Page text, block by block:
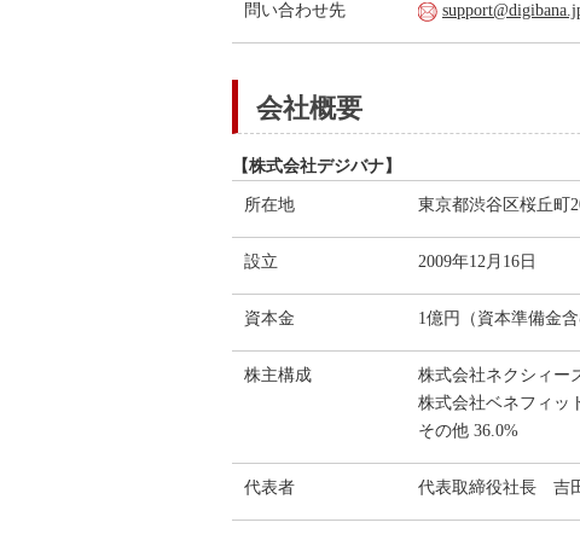
問い合わせ先
会社概要
【株式会社デジバナ】
所在地 東京都渋谷区桜丘町
設立 2009年12月16日
資本金 1億円（資本準備金含
株主構成
株式会社ネクシィー
株式会社ベネフィッ
その他 36.0%
代表者 代表取締役社長 吉